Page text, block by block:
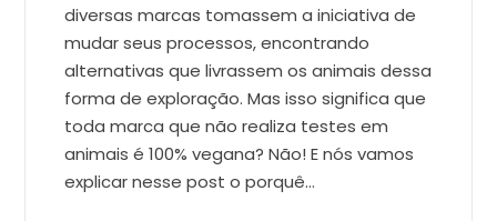
diversas marcas tomassem a iniciativa de
mudar seus processos, encontrando
alternativas que livrassem os animais dessa
forma de exploração. Mas isso significa que
toda marca que não realiza testes em
animais é 100% vegana? Não! E nós vamos
explicar nesse post o porquê…